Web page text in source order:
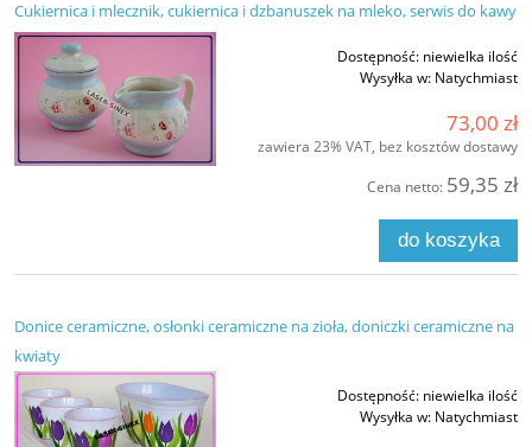
Cukiernica i mlecznik, cukiernica i dzbanuszek na mleko, serwis do kawy
Dostępność: niewielka ilość
Wysyłka w: Natychmiast
73,00 zł
zawiera 23% VAT, bez kosztów dostawy
Cena netto: 59,35 zł
do koszyka
Donice ceramiczne, osłonki ceramiczne na zioła, doniczki ceramiczne na
kwiaty
Dostępność: niewielka ilość
Wysyłka w: Natychmiast